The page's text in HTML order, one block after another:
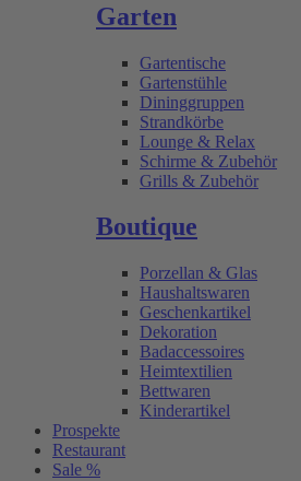
Garten
Gartentische
Gartenstühle
Dininggruppen
Strandkörbe
Lounge & Relax
Schirme & Zubehör
Grills & Zubehör
Boutique
Porzellan & Glas
Haushaltswaren
Geschenkartikel
Dekoration
Badaccessoires
Heimtextilien
Bettwaren
Kinderartikel
Prospekte
Restaurant
Sale %